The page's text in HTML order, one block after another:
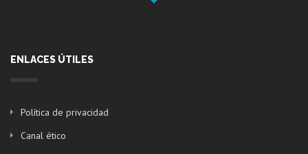
ENLACES ÚTILES
Política de privacidad
Canal ético